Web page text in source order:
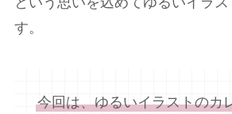
す。
今回は、ゆるいイラストのカ